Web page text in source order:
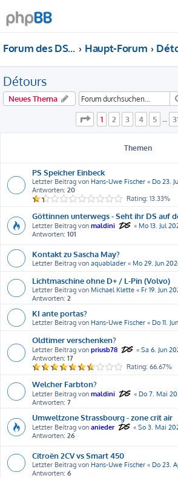
Forum des DS-Club Deutschland e.V. Haupt-Forum
Détours
Neues Thema
Seite 1von
1 2 3 4 5 …
Themen
PS Speicher Einbeck
Letzter Beitrag von Hans-Uwe Fischer « Do 23.
Antworten: 20
Rating: 13.33%
Göttinnen unterwegs - Seht ihr DS auf
Letzter Beitrag von maldini « Mo 13. Jul
Antworten: 101
Kontakt zu Sascha May?
Letzter Beitrag von aquablader « Mo 29. Jun
Lichtmaschine ohne D+ / L-Pin (Volvo)
Letzter Beitrag von Michael Klette « Fr 19. Jun
Antworten: 2
KI ante portas?
Letzter Beitrag von Hans-Uwe Fischer « Do 11.
Oldtimer verschenken?
Letzter Beitrag von priusb78 « Sa 6. Jun
Antworten: 17
Rating: 66.67%
Welcher Farbton?
Letzter Beitrag von maldini « Do 7. Mai
Antworten: 7
Umweltzone Strassbourg - zone crit air
Letzter Beitrag von anieder « So 3. Mai
Antworten: 26
Citroën 2CV vs Smart 450
Letzter Beitrag von Hans-Uwe Fischer « Do 23.
Antworten: 6